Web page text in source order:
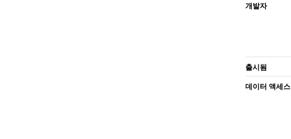
개발자
출시됨
데이터 액세스